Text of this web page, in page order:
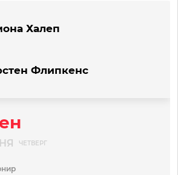
Халеп
Флипкенс
ЧЕТВЕРГ